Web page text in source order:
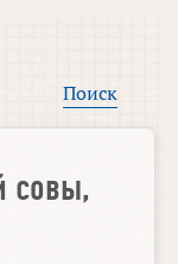
Поиск
совы,